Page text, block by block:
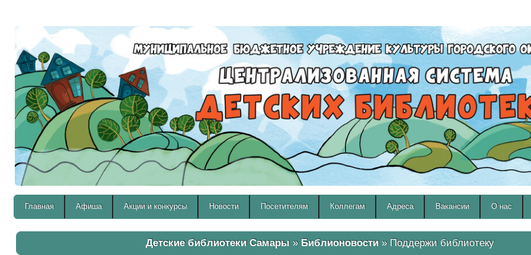
Главная Афиша Акции и конкурсы Новости Посетителям Коллегам Адреса Вакансии О нас
Детские библиотеки Самары » Библионовости» Поддержи библиотеку